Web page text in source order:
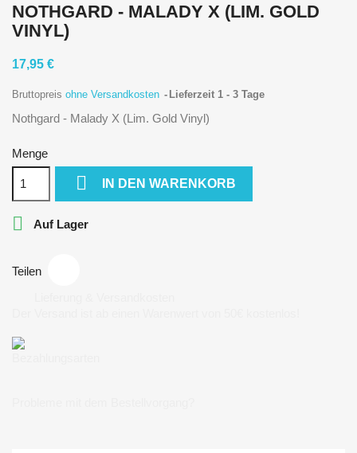
NOTHGARD - MALADY X (LIM. GOLD
VINYL)
17,95 €
Bruttopreis ohne Versandkosten Lieferzeit 1 - 3 Tage
Nothgard - Malady X (Lim. Gold Vinyl)
Menge
 IN DEN WARENKORB
 Auf Lager
Teilen